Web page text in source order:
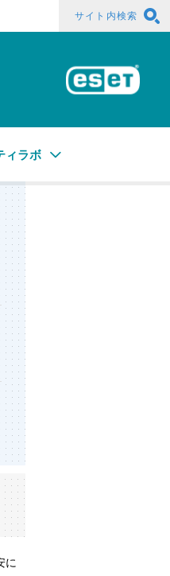
サイト内検索
ィラボ
に